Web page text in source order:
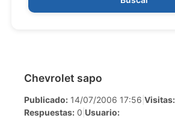
Chevrolet sapo
Publicado: 14/07/2006 17:56 Visitas:
Respuestas: 0 Usuario: